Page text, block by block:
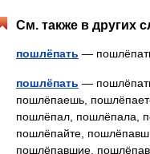
См. также в других
пошлёпать —
пошлёпать —
пошлёпаешь,
пошлёпал, пошлёпала,
пошлёпайте,
пошлёпавшие,